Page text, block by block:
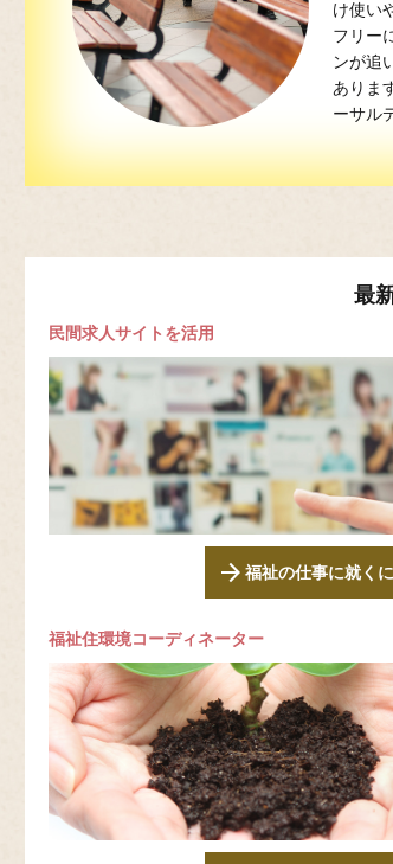
け使い
フリー
ンが追
ありま
ーサル
最
民間求人サイトを活用
arrow_forward 福祉の仕事に就く
福祉住環境コーディネーター